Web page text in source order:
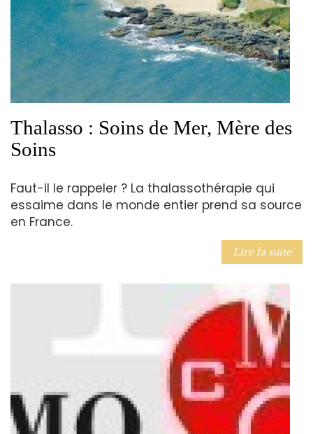
Thalasso : Soins de Mer, Mère des
Soins
Faut-il le rappeler ? La thalassothérapie qui
essaime dans le monde entier prend sa source
en France.
Lire la suite